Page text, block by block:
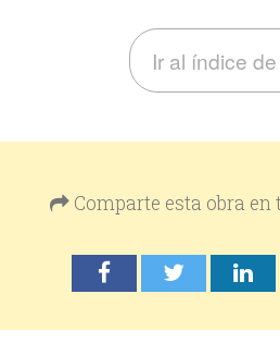
Ir al índice
Comparte esta obra en